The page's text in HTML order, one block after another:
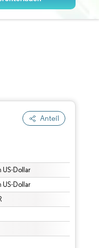
Anteil
US-Dollar
US-Dollar